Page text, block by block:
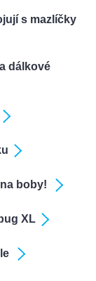
s mazlíčky
dálkové
boby!
XL